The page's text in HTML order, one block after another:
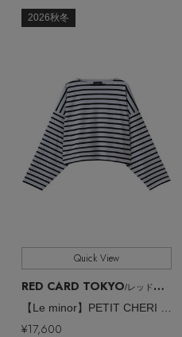
主役級ニットが揃う「シ
POP UPがスタート
2026秋冬
Quick View
RED CARD TOKYO/レッドカード トーキョー
¥17,600